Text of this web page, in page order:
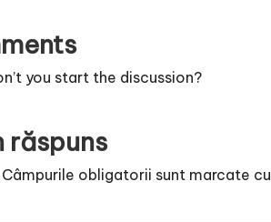
you start the discussion?
răspuns
Câmpurile obligatorii sunt marcate cu